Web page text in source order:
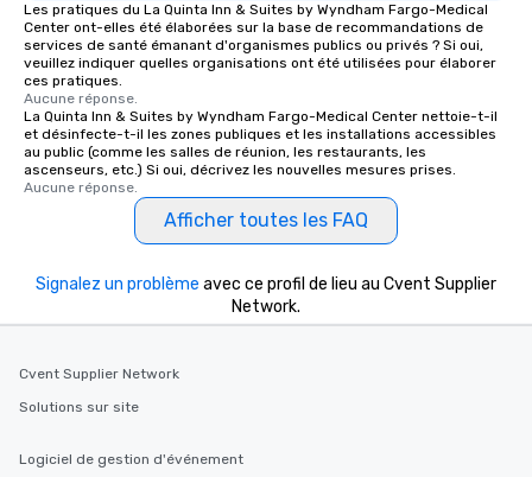
Les pratiques du La Quinta Inn & Suites by Wyndham Fargo-Medical
Center ont-elles été élaborées sur la base de recommandations de
services de santé émanant d'organismes publics ou privés ? Si oui,
veuillez indiquer quelles organisations ont été utilisées pour élaborer
ces pratiques.
Aucune réponse.
La Quinta Inn & Suites by Wyndham Fargo-Medical Center nettoie-t-il
et désinfecte-t-il les zones publiques et les installations accessibles
au public (comme les salles de réunion, les restaurants, les
ascenseurs, etc.) Si oui, décrivez les nouvelles mesures prises.
Aucune réponse.
Afficher toutes les FAQ
Signalez un problème avec ce profil de lieu au Cvent Supplier
Network.
Cvent Supplier Network
Solutions sur site
Logiciel de gestion d'événement